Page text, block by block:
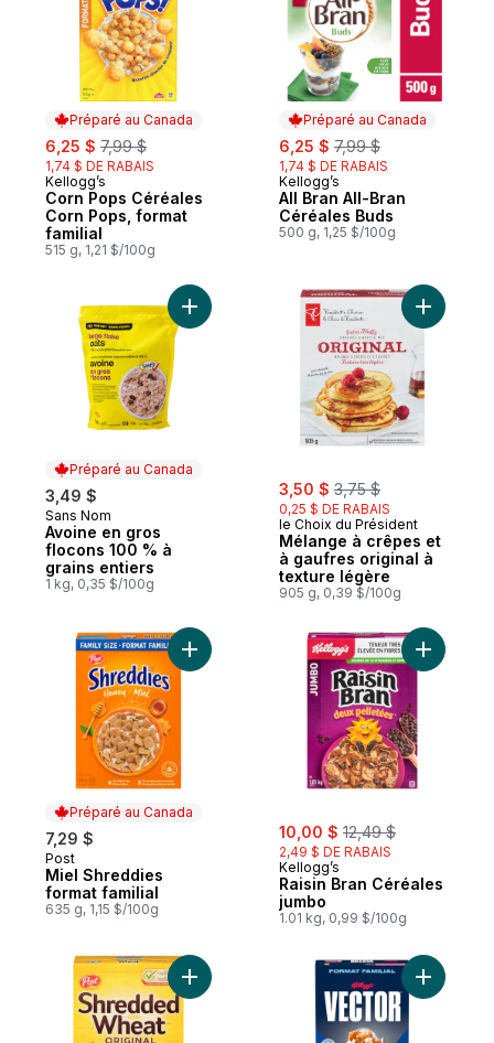
Préparé au Canada
sale:
6,25 $ , formerly:
7,99 $
1,74 $ DE RABAIS
Préparé au Canada
Kellogg’s
Corn Pops Céréales
Corn Pops, format
familial
515 g, 1,21 $/100g
Préparé au Canada
sale:
6,25 $ , formerly:
7,99 $
1,74 $ DE RABAIS
Préparé au Canada
Kellogg’s
All Bran All-Bran
Céréales Buds
500 g, 1,25 $/100g
Préparé au Canada
3,49 $
Préparé au Canada
Sans Nom
Avoine en gros
flocons 100 % à
grains entiers
1 kg, 0,35 $/100g
sale:
3,50 $ , formerly:
3,75 $
0,25 $ DE RABAIS
le Choix du Président
Mélange à crêpes et
à gaufres original à
texture légère
905 g, 0,39 $/100g
Ajouter
Préparé au Canada
7,29 $
Préparé au Canada
Post
Miel Shreddies
format familial
635 g, 1,15 $/100g
Ajouter Miel Shreddies format familial au
sale:
10,00 $ , formerly:
12,49 $
2,49 $ DE RABAIS
Kellogg’s
Raisin Bran Céréales
jumbo
1.01 kg, 0,99 $/100g
Ajouter
Ajouter Céréales Shredded Wheat Gros
Ajouter